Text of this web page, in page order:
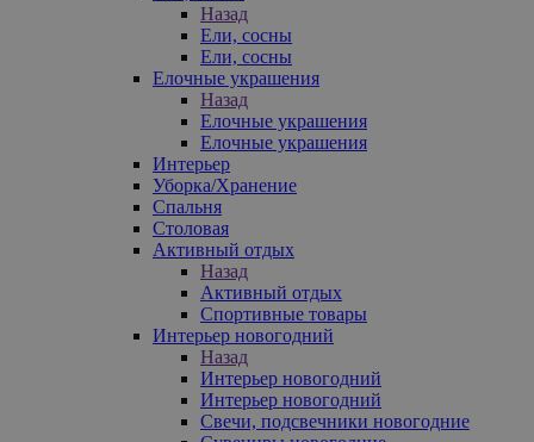
Назад
Ели, сосны
Ели, сосны
Елочные украшения
Назад
Елочные украшения
Елочные украшения
Интерьер
Уборка/Хранение
Спальня
Столовая
Активный отдых
Назад
Активный отдых
Спортивные товары
Интерьер новогодний
Назад
Интерьер новогодний
Интерьер новогодний
Свечи, подсвечники новогодние